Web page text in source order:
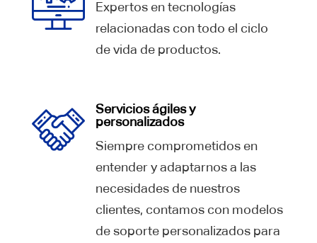
Expertos en tecnologías
relacionadas con todo el ciclo
de vida de productos.
Servicios ágiles y
personalizados
Siempre comprometidos en
entender y adaptarnos a las
necesidades de nuestros
clientes, contamos con modelos
de soporte personalizados para